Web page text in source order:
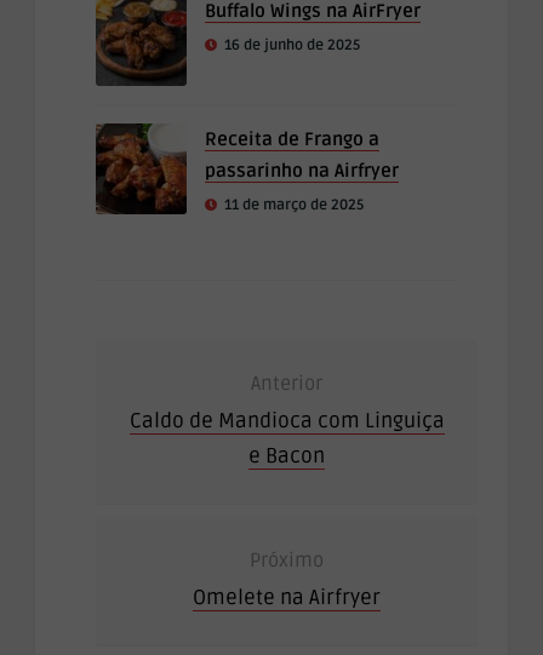
Buffalo Wings na AirFryer
16 de junho de 2025
Receita de Frango a
passarinho na Airfryer
11 de março de 2025
Anterior
Caldo de Mandioca com Linguiça
e Bacon
Próximo
Omelete na Airfryer